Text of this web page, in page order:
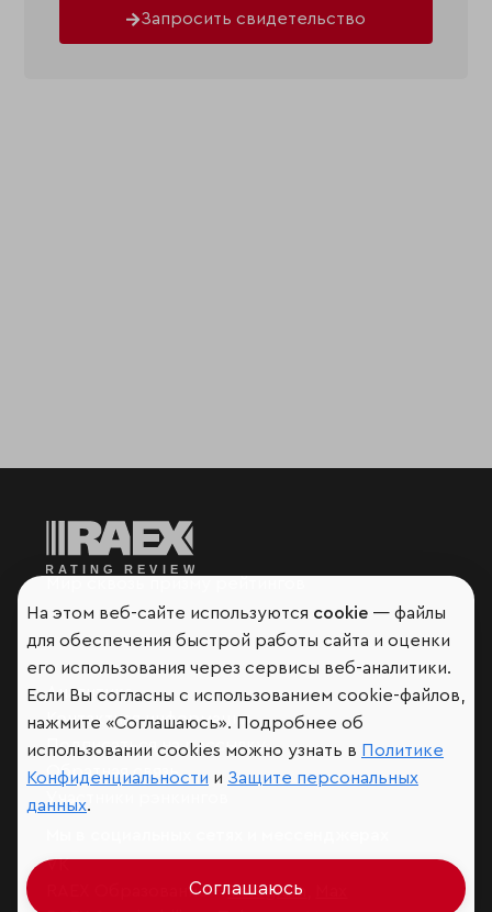
Запросить свидетельство
Аналитика
Контактная информация
Подписаться на рассылку
Обратная связь
VK
RAEX Образование –Telegram
На этом веб-сайте используются cookie — файлы
для обеспечения быстрой работы сайта и оценки
его использования через сервисы веб-аналитики.
Если Вы согласны с использованием cookie-файлов,
нажмите «Соглашаюсь». Подробнее об
использовании cookies можно узнать в Политике
Конфиденциальности и Защите персональных
данных.
Соглашаюсь